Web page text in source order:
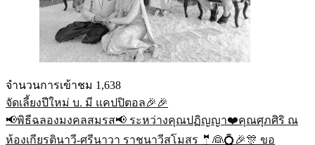
จำนวนการเข้าชม 1,638
แนะแนว
เรื่อง
จัดเลี้ยงปีใหม่ บ. มี แคปปิตอล🎉🎉
📢พิธีฉลองมงคลสมรส📢 ระหว่างคุณปฏิญญา❤️คุณศุภศิริ ณ
ห้องเกียรตินาวี-ศรีนาวา ราชนาวีสโมสร 🤵👰💍🎉🎊 ขอ